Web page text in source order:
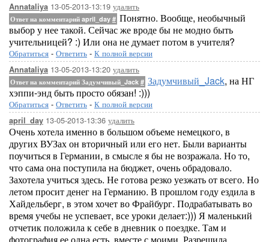
Annataliya 13-05-2013-13:19 удалить
Ответ на комментарий april_day # Понятно. Вообще, необычный
выбор у нее такой. Сейчас же вроде бы не модно быть
учительницей? :) Или она не думает потом в учителя?
Обратиться - Ответить - К полной версии
Annataliya 13-05-2013-13:20 удалить
Ответ на комментарий Задумчивый_Jack # Задумчивый_Jack, на НГ
хэппи-энд быть просто обязан! :)))
Обратиться - Ответить - К полной версии
april_day 13-05-2013-13:36 удалить
Очень хотела именно в большом объеме немецкого, в
других ВУЗах он вторичный или его нет. Были варианты
поучиться в Германии, в смысле я бы не возражала. Но то,
что сама она поступила на бюджет, очень обрадовало.
Захотела учиться здесь. Не готова резко уезжать от всего. Но
летом просит денег на Германию. В прошлом году ездила в
Хайдельберг, в этом хочет во Фрайбург. Подрабатывать во
время учебы не успевает, все уроки делает:))) Я маленький
отчетик положила к себе в дневник о поездке. Там и